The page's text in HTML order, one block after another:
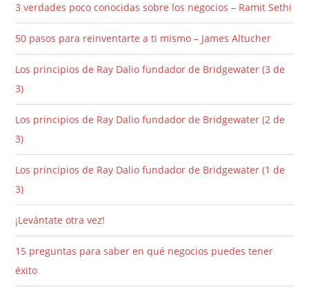
3 verdades poco conocidas sobre los negocios – Ramit Sethi
50 pasos para reinventarte a ti mismo – James Altucher
Los principios de Ray Dalio fundador de Bridgewater (3 de
3)
Los principios de Ray Dalio fundador de Bridgewater (2 de
3)
Los principios de Ray Dalio fundador de Bridgewater (1 de
3)
¡Levántate otra vez!
15 preguntas para saber en qué negocios puedes tener
éxito